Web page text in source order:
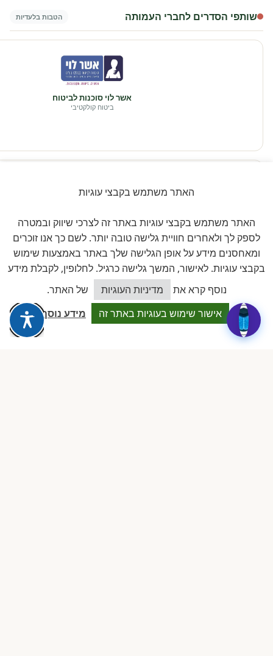
שותפי הסדרים לחברי העמותה הטבות בלעדיות
אשר לוי סוכנות לביטוח
ביטוח קולקטיבי
זוויתן
פתרונות היגיינה לגן
האתר משתמש בקבצי עוגיות
האתר משתמש בקבצי עוגיות באתר זה לצרכי שיווק ובמטרה
לספק לך ולאחרים חוויית גלישה טובה יותר. לשם כך אנו זוכרים
ומאחסנים מידע על אופן הגלישה שלך באתר באמצעות שימוש
בקבצי עוגיות. לאישור, המשך גלישה כרגיל. לחלופין, לקבלת מידע
נוסף קרא את
מדיניות העוגיות
של האתר.
אישור שימוש בעוגיות באתר זה
מידע נוסף
כיצד אוכל לסייע?